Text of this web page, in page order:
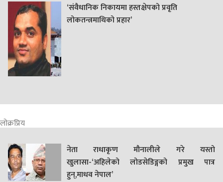
‘संवैधानिक निकायमा हस्तक्षेपको प्रवृति
लोकतन्त्रमाथिको प्रहार’
लोक्रप्रिय
नेता राधाकृण मौनालीले गरे यस्तो
खुलासा-‘अहिलेको लोडसेडिङ्गको प्रमुख पात्र
हुन्,माधव नेपाल’